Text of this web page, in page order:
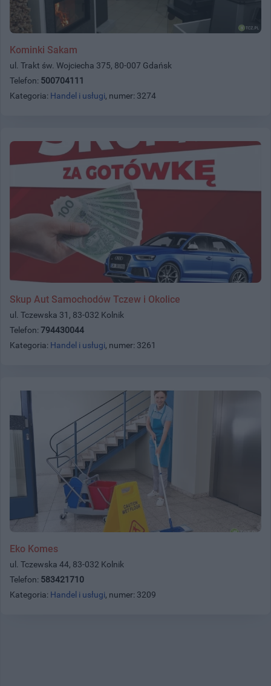
Kominki Sakam
ul. Trakt św. Wojciecha 375, 80-007 Gdańsk
Telefon: 500704111
Kategoria: Handel i usługi, numer: 3274
Skup Aut Samochodów Tczew i Okolice
ul. Tczewska 31, 83-032 Kolnik
Telefon: 794430044
Kategoria: Handel i usługi, numer: 3261
Eko Komes
ul. Tczewska 44, 83-032 Kolnik
Telefon: 583421710
Kategoria: Handel i usługi, numer: 3209